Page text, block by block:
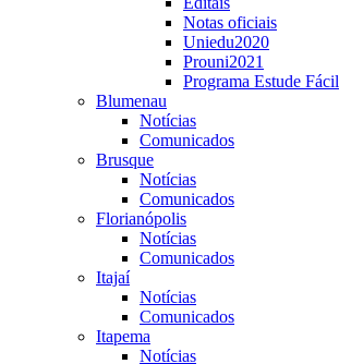
Notas oficiais
Uniedu2020
Prouni2021
Programa Estude Fácil
Blumenau
Notícias
Comunicados
Brusque
Notícias
Comunicados
Florianópolis
Notícias
Comunicados
Itajaí
Notícias
Comunicados
Itapema
Notícias